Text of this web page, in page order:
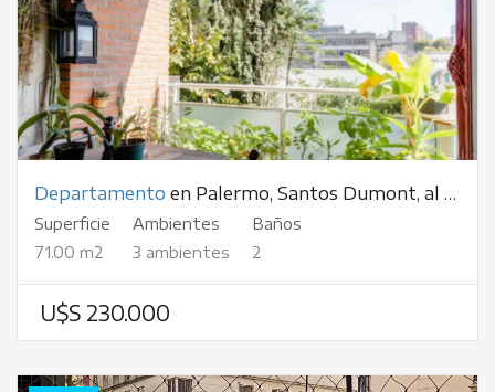
Departamento en Palermo, Santos Dumont, al 2300
Superficie
71.00 m2
Ambientes
3 ambientes
Baños
2
U$S 230.000